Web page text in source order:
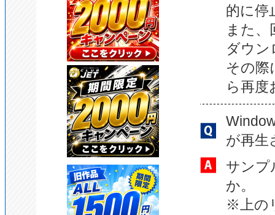
的に停
また
ダウン
その際
ら再度
が再生
サンプ
か。
※上の